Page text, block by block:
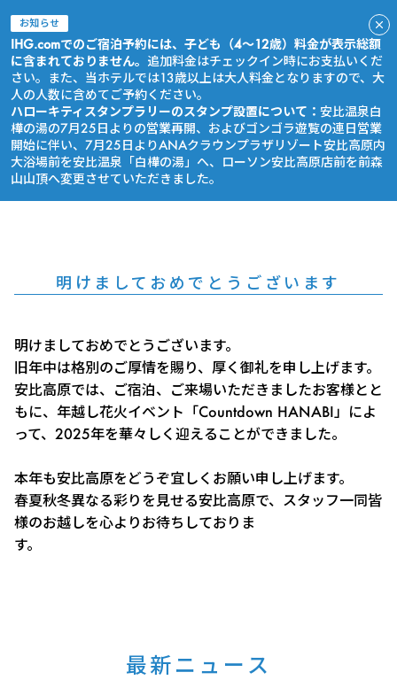
お知らせ
IHG.comでのご宿泊予約には、子ども（4～12歳）料金が表示総額
に含まれておりません。 追加料金はチェックイン時にお支払いくだ
さい。また、当ホテルでは13歳以上は大人料金となりますので、大
人の人数に含めてご予約ください。
ハローキティスタンプラリーのスタンプ設置について： 安比温泉白
樺の湯の7月25日よりの営業再開、およびゴンゴラ遊覧の連日営業
開始に伴い、7月25日よりANAクラウンプラザリゾート安比高原内
大浴場前を安比温泉「白樺の湯」へ、ローソン安比高原店前を前森
山山頂へ変更させていただきました。
明けましておめでとうございます
明けましておめでとうございます。
旧年中は格別のご厚情を賜り、厚く御礼を申し上げます。
安比高原では、ご宿泊、ご来場いただきましたお客様とと
もに、年越し花火イベント「Countdown HANABI」によ
って、2025年を華々しく迎えることができました。
本年も安比高原をどうぞ宜しくお願い申し上げます。
春夏秋冬異なる彩りを見せる安比高原で、スタッフ一同皆
様のお越しを心よりお待ちしておりま
す
最新ニュース